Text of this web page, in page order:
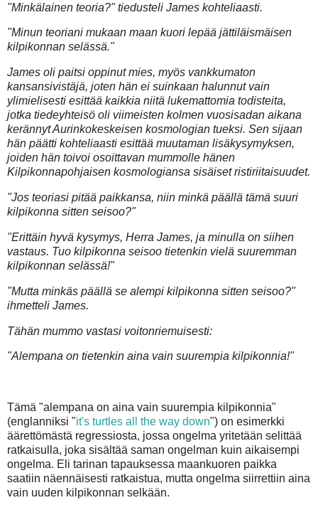
"Minkälainen teoria?" tiedusteli James kohteliaasti.
"Minun teoriani mukaan maan kuori lepää jättiläismäisen
kilpikonnan selässä."
James oli paitsi oppinut mies, myös vankkumaton
kansansivistäjä, joten hän ei suinkaan halunnut vain
ylimielisesti esittää kaikkia niitä lukemattomia todisteita,
jotka tiedeyhteisö oli viimeisten kolmen vuosisadan aikana
kerännyt Aurinkokeskeisen kosmologian tueksi. Sen sijaan
hän päätti kohteliaasti esittää muutaman lisäkysymyksen,
joiden hän toivoi osoittavan mummolle hänen
Kilpikonnapohjaisen kosmologiansa sisäiset ristiriitaisuudet.
"Jos teoriasi pitää paikkansa, niin minkä päällä tämä suuri
kilpikonna sitten seisoo?"
"Erittäin hyvä kysymys, Herra James, ja minulla on siihen
vastaus. Tuo kilpikonna seisoo tietenkin vielä suuremman
kilpikonnan selässä!"
"Mutta minkäs päällä se alempi kilpikonna sitten seisoo?"
ihmetteli James.
Tähän mummo vastasi voitonriemuisesti:
"Alempana on tietenkin aina vain suurempia kilpikonnia!"
Tämä "alempana on aina vain suurempia kilpikonnia"
(englanniksi "it's turtles all the way down") on esimerkki
äärettömästä regressiosta, jossa ongelma yritetään selittää
ratkaisulla, joka sisältää saman ongelman kuin aikaisempi
ongelma. Eli tarinan tapauksessa maankuoren paikka
saatiin näennäisesti ratkaistua, mutta ongelma siirrettiin aina
vain uuden kilpikonnan selkään.